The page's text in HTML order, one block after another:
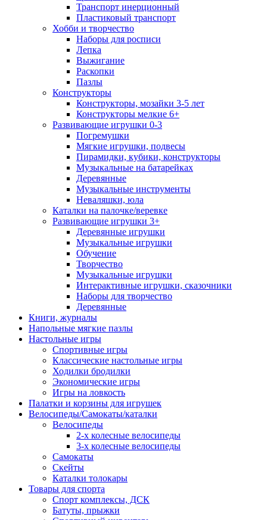
Транспорт инерционный
Пластиковый транспорт
Хобби и творчество
Наборы для росписи
Лепка
Выжигание
Раскопки
Пазлы
Конструкторы
Конструкторы, мозайки 3-5 лет
Конструкторы мелкие 6+
Развивающие игрушки 0-3
Погремушки
Мягкие игрушки, подвесы
Пирамидки, кубики, конструкторы
Музыкальные на батарейках
Деревянные
Музыкальные инструменты
Неваляшки, юла
Каталки на палочке/веревке
Развивающие игрушки 3+
Деревянные игрушки
Музыкальные игрушки
Обучение
Творчество
Музыкальные игрушки
Интерактивные игрушки, сказочники
Наборы для творчество
Деревянные
Книги, журналы
Напольные мягкие пазлы
Настольные игры
Спортивные игры
Классические настольные игры
Ходилки бродилки
Экономические игры
Игры на ловкость
Палатки и корзины для игрушек
Велосипеды/Самокаты/каталки
Велосипеды
2-х колесные велосипеды
3-х колесные велосипеды
Самокаты
Скейты
Каталки толокары
Товары для спорта
Спорт комплексы, ДСК
Батуты, прыжки